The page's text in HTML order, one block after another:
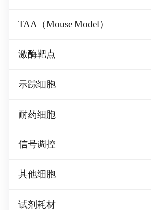
TAA（Mouse Model）
激酶靶点
示踪细胞
耐药细胞
信号调控
其他细胞
试剂耗材